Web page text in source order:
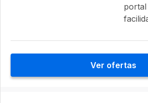
portal
Ver ofertas